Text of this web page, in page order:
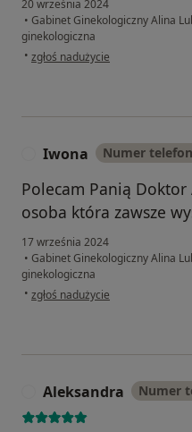
20 września 2024
• Gabinet Ginekologiczny Alina
ginekologiczna
• w opinii użytkownika Dorota S
zgłoś nadużycie
Iwona Numer
Polecam Panią Doktor
osoba która zawsze
17 września 2024
• Gabinet Ginekologiczny Alina
ginekologiczna
• w opinii użytkownika Iwona
zgłoś nadużycie
Aleksandra Numer